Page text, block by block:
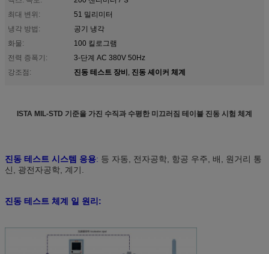
최대 변위:
51 밀리미터
냉각 방법:
공기 냉각
화물:
100 킬로그램
전력 증폭기:
3-단계 AC 380V 50Hz
강조점:
진동 테스트 장비, 진동 셰이커 체계
ISTA MIL-STD 기준을 가진 수직과 수평한 미끄러짐 테이블 진동 시험 체계
진동 테스트 시스템 응용: 등 자동, 전자공학, 항공 우주, 배, 원거리 통
신, 광전자공학, 계기.
진동 테스트 체계 일 원리: